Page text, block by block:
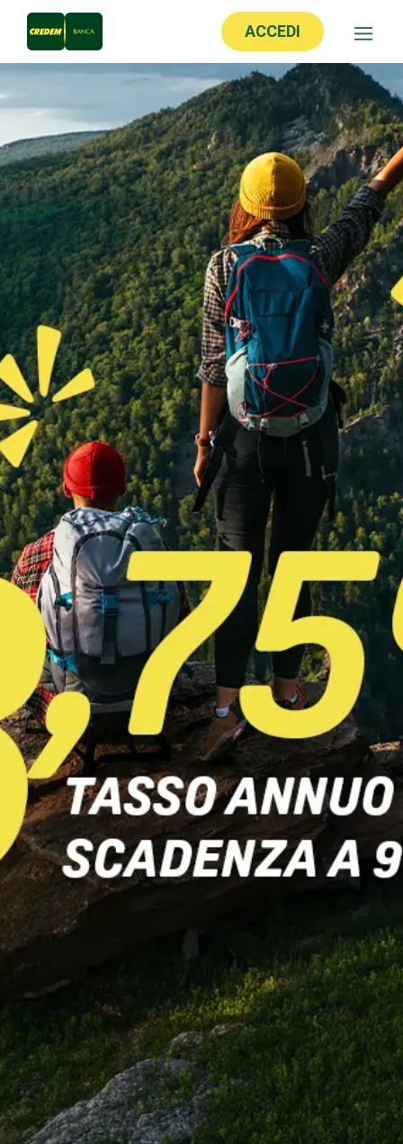
ACCEDI